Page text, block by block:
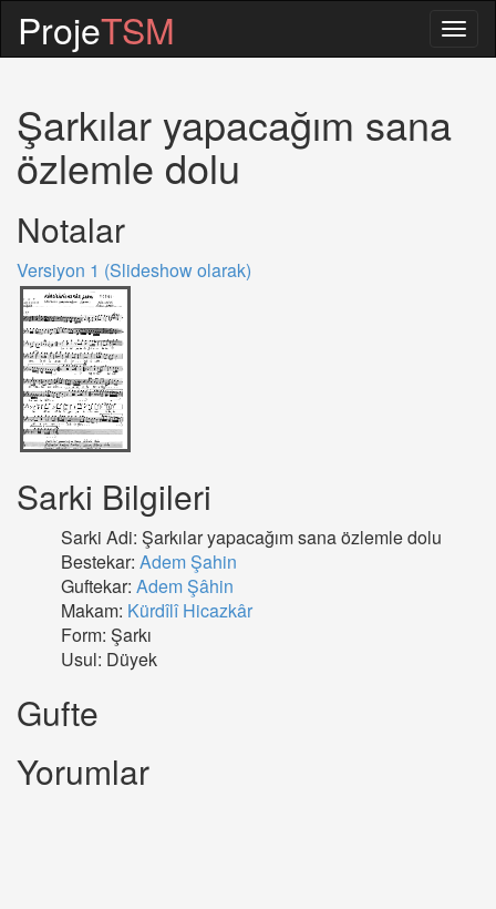
ProjeTSM
Şarkılar yapacağım sana
özlemle dolu
Notalar
Versiyon 1 (Slideshow olarak)
Sarki Bilgileri
Sarki Adi: Şarkılar yapacağım sana özlemle dolu
Bestekar: Adem Şahin
Guftekar: Adem Şâhin
Makam: Kürdîlî Hicazkâr
Form: Şarkı
Usul: Düyek
Gufte
Yorumlar